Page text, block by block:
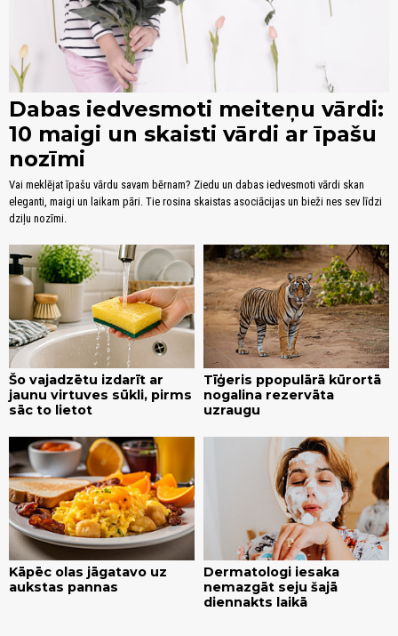
Dabas iedvesmoti meiteņu vārdi:
10 maigi un skaisti vārdi ar īpašu
nozīmi
Vai meklējat īpašu vārdu savam bērnam? Ziedu un dabas iedvesmoti vārdi skan
eleganti, maigi un laikam pāri. Tie rosina skaistas asociācijas un bieži nes sev līdzi
dziļu nozīmi.
Šo vajadzētu izdarīt ar
jaunu virtuves sūkli, pirms
sāc to lietot
Tīģeris ppopulārā kūrortā
nogalina rezervāta
uzraugu
Kāpēc olas jāgatavo uz
aukstas pannas
Dermatologi iesaka
nemazgāt seju šajā
diennakts laikā